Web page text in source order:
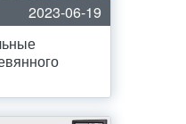
2023-06-19